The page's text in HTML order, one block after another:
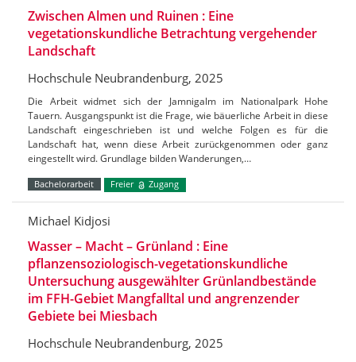
Zwischen Almen und Ruinen : Eine
vegetationskundliche Betrachtung vergehender
Landschaft
Hochschule Neubrandenburg, 2025
Die Arbeit widmet sich der Jamnigalm im Nationalpark Hohe
Tauern. Ausgangspunkt ist die Frage, wie bäuerliche Arbeit in diese
Landschaft eingeschrieben ist und welche Folgen es für die
Landschaft hat, wenn diese Arbeit zurückgenommen oder ganz
eingestellt wird. Grundlage bilden Wanderungen,…
Bachelorarbeit Freier Zugang
Michael Kidjosi
Wasser – Macht – Grünland : Eine
pflanzensoziologisch-vegetationskundliche
Untersuchung ausgewählter Grünlandbestände
im FFH-Gebiet Mangfalltal und angrenzender
Gebiete bei Miesbach
Hochschule Neubrandenburg, 2025